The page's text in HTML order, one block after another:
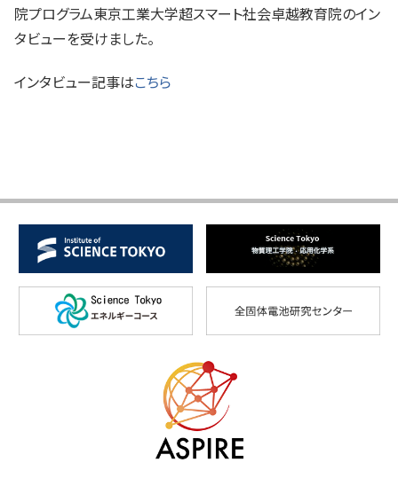
院プログラム東京工業大学超スマート社会卓越教育院のイン
タビューを受けました。
インタビュー記事はこちら